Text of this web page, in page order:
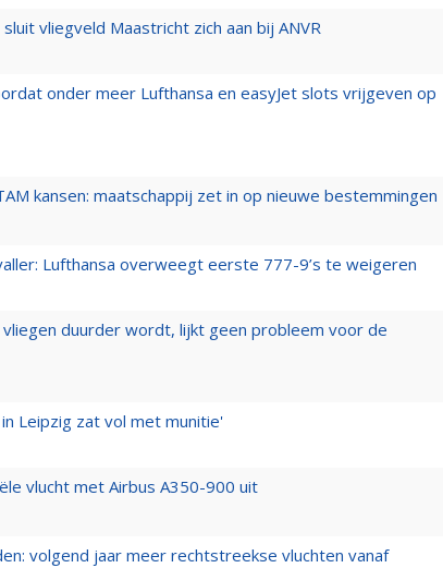
vliegveld Maastricht zich aan bij ANVR
onder meer Lufthansa en easyJet slots vrijgeven op
kansen: maatschappij zet in op nieuwe bestemmingen
Lufthansa overweegt eerste 777-9’s te weigeren
duurder wordt, lijkt geen probleem voor de
Leipzig zat vol met munitie'
vlucht met Airbus A350-900 uit
volgend jaar meer rechtstreekse vluchten vanaf